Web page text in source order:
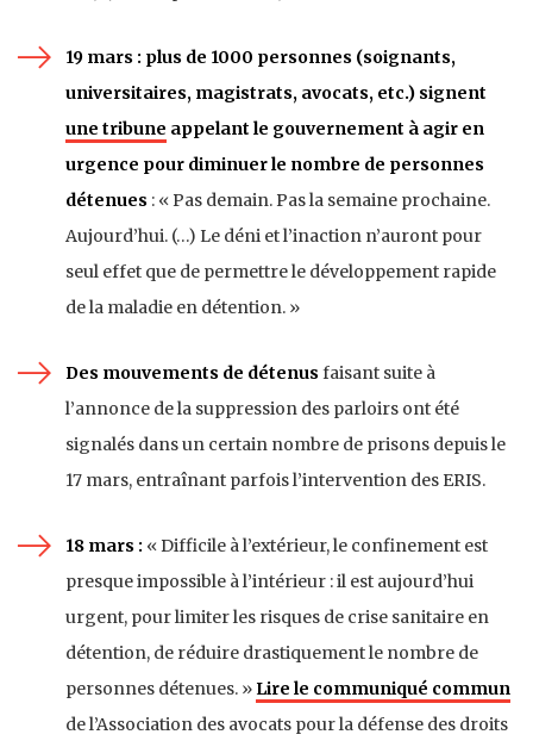
19 mars : plus de 1000 personnes (soignants,
universitaires, magistrats, avocats, etc.) signent
une tribune appelant le gouvernement à agir en
urgence pour diminuer le nombre de personnes
détenues : « Pas demain. Pas la semaine prochaine.
Aujourd’hui. (…) Le déni et l’inaction n’auront pour
seul effet que de permettre le développement rapide
de la maladie en détention. »
Des mouvements de détenus faisant suite à
l’annonce de la suppression des parloirs ont été
signalés dans un certain nombre de prisons depuis le
17 mars, entraînant parfois l’intervention des ERIS.
18 mars : « Difficile à l’extérieur, le confinement est
presque impossible à l’intérieur : il est aujourd’hui
urgent, pour limiter les risques de crise sanitaire en
détention, de réduire drastiquement le nombre de
personnes détenues. » Lire le communiqué commun
de l’Association des avocats pour la défense des droits